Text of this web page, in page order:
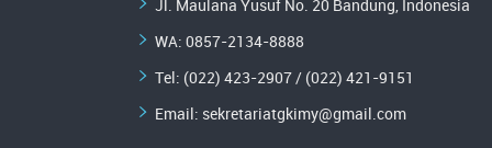
Jl. Maulana Yusuf No. 20 Bandung, Indonesia
WA: 0857-2134-8888
Tel: (022) 423-2907 / (022) 421-9151
Email: sekretariatgkimy@gmail.com